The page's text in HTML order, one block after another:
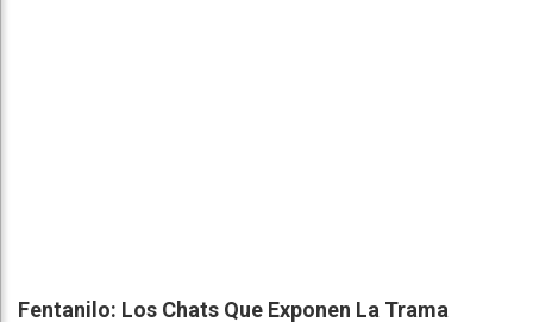
Fentanilo: Los Chats Que Exponen La Trama